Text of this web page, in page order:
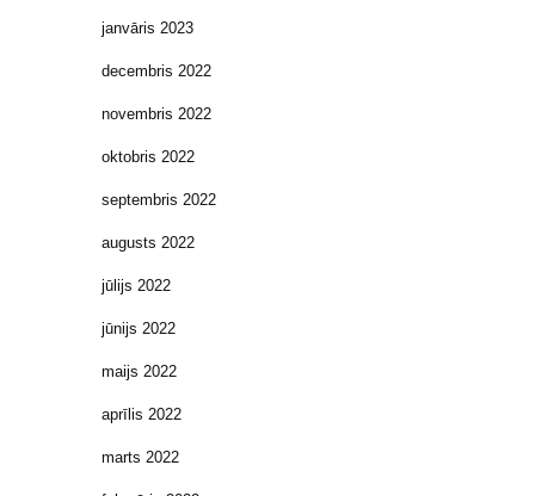
janvāris 2023
decembris 2022
novembris 2022
oktobris 2022
septembris 2022
augusts 2022
jūlijs 2022
jūnijs 2022
maijs 2022
aprīlis 2022
marts 2022